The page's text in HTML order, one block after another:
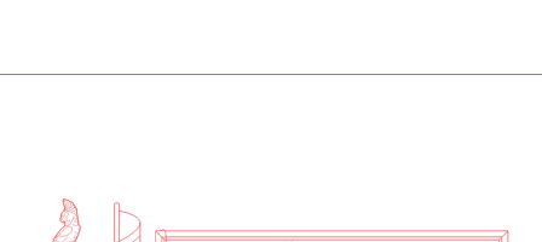
Lun, Mar, Mer : Fermé